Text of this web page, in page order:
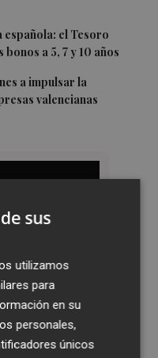
española: el Tesoro
a 5, 7 y 10 años
a impulsar la
valencianas
sus
utilizamos
para
en su
personales,
únicos